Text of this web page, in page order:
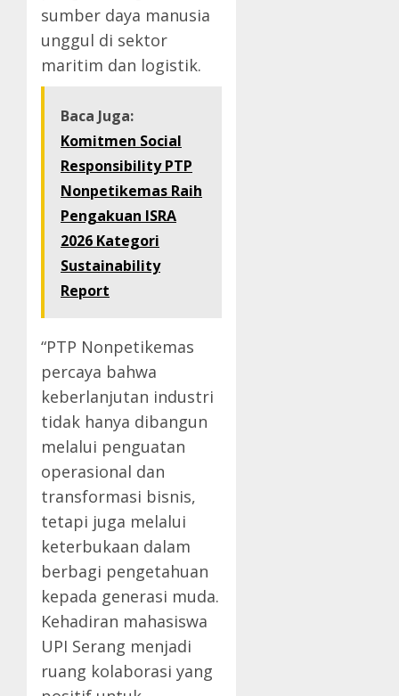
sumber daya manusia
unggul di sektor
maritim dan logistik.
Baca Juga:
Komitmen Social
Responsibility PTP
Nonpetikemas Raih
Pengakuan ISRA
2026 Kategori
Sustainability
Report
“PTP Nonpetikemas
percaya bahwa
keberlanjutan industri
tidak hanya dibangun
melalui penguatan
operasional dan
transformasi bisnis,
tetapi juga melalui
keterbukaan dalam
berbagi pengetahuan
kepada generasi muda.
Kehadiran mahasiswa
UPI Serang menjadi
ruang kolaborasi yang